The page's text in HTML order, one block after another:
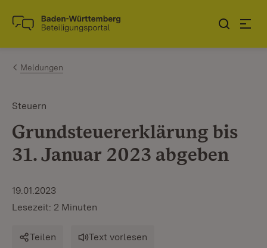
Zum Inhalt springen
Link zur Startseite
Meldungen
Steuern
Grundsteuererklärung bis
31. Januar 2023 abgeben
19.01.2023
Lesezeit: 2 Minuten
Teilen Text vorlesen